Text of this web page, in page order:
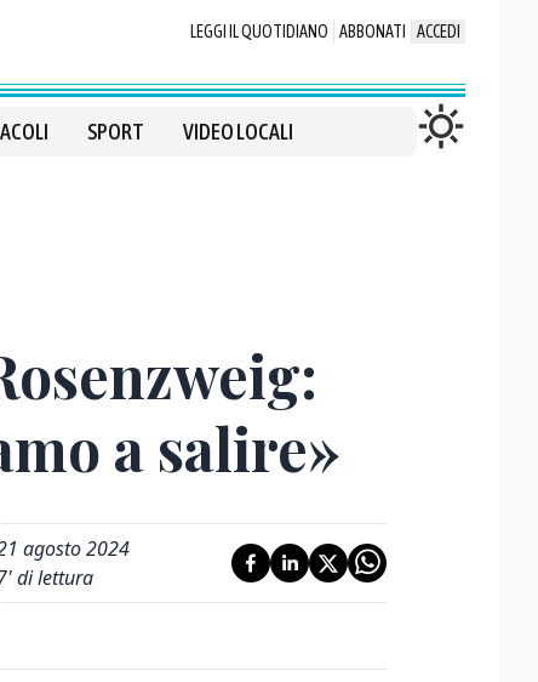
LEGGI IL QUOTIDIANO ABBONATI ACCEDI
SPORT VIDEO LOCALI
a salire»
agosto 2024
' di lettura